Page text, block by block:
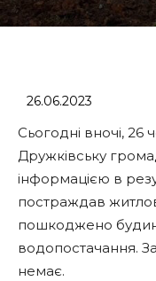
26.06.2023
Сьогодні вночі, 26
Дружківську
інформацією в
постраждав
пошкоджено
водопостачання.
немає.